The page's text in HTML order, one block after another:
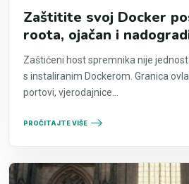
Zaštitite svoj Docker
roota, ojačan i
Zaštićeni host spremnika nije
s instaliranim Dockerom. Granica
portovi, vjerodajnice...
PROČITAJTE VIŠE